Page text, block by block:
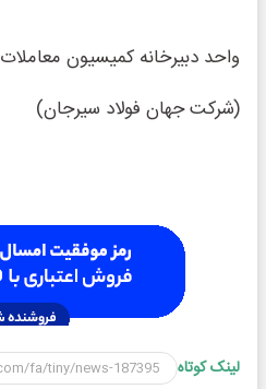
واحد دبیرخانه کمیسیون معاملات
(شرکت جهان فولاد سیرجان)
لینک کوتاه